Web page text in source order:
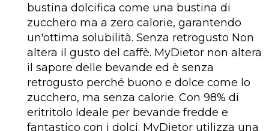
bustina dolcifica come una bustina di
zucchero ma a zero calorie, garantendo
un'ottima solubilità. Senza retrogusto Non
altera il gusto del caffè. MyDietor non altera
il sapore delle bevande ed è senza
retrogusto perché buono e dolce come lo
zucchero, ma senza calorie. Con 98% di
eritritolo Ideale per bevande fredde e
fantastico con i dolci. MyDietor utilizza una